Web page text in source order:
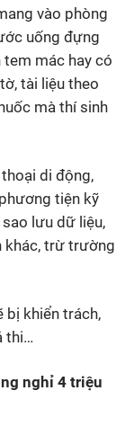
vào phòng
uống đựng
mác hay có
tài liệu theo
mà thí sinh
di động,
tiện kỹ
lưu dữ liệu,
khác, trừ trường
bị khiển trách,
thi…
nghỉ 4 triệu